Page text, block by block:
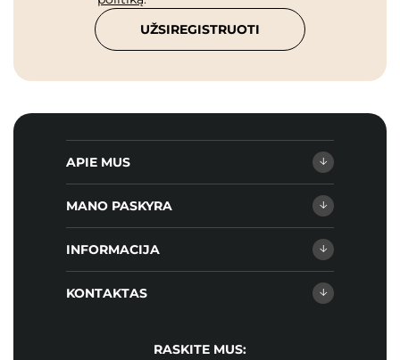
UŽSIREGISTRUOTI
APIE MUS
MANO PASKYRA
INFORMACIJA
KONTAKTAS
RASKITE MUS: